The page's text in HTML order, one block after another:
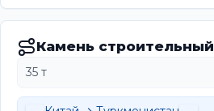
Камень строительный
35 т